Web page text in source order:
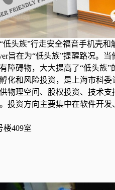
头族”行走安全福音手机壳和
旨在为“低头族”提醒路况
障碍物，大大提高了“低头族”
化和风险投资，是上海市科
物理空间、股权投资、技术
投资方向主要集中在软件开发
楼409室